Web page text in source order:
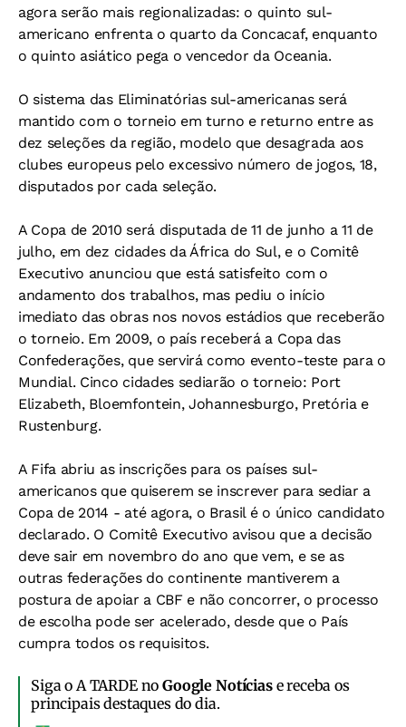
agora serão mais regionalizadas: o quinto sul-
americano enfrenta o quarto da Concacaf, enquanto
o quinto asiático pega o vencedor da Oceania.
O sistema das Eliminatórias sul-americanas será
mantido com o torneio em turno e returno entre as
dez seleções da região, modelo que desagrada aos
clubes europeus pelo excessivo número de jogos, 18,
disputados por cada seleção.
A Copa de 2010 será disputada de 11 de junho a 11 de
julho, em dez cidades da África do Sul, e o Comitê
Executivo anunciou que está satisfeito com o
andamento dos trabalhos, mas pediu o início
imediato das obras nos novos estádios que receberão
o torneio. Em 2009, o país receberá a Copa das
Confederações, que servirá como evento-teste para o
Mundial. Cinco cidades sediarão o torneio: Port
Elizabeth, Bloemfontein, Johannesburgo, Pretória e
Rustenburg.
A Fifa abriu as inscrições para os países sul-
americanos que quiserem se inscrever para sediar a
Copa de 2014 - até agora, o Brasil é o único candidato
declarado. O Comitê Executivo avisou que a decisão
deve sair em novembro do ano que vem, e se as
outras federações do continente mantiverem a
postura de apoiar a CBF e não concorrer, o processo
de escolha pode ser acelerado, desde que o País
cumpra todos os requisitos.
Siga o A TARDE noGoogle Notíciase receba os
principais destaques do dia.